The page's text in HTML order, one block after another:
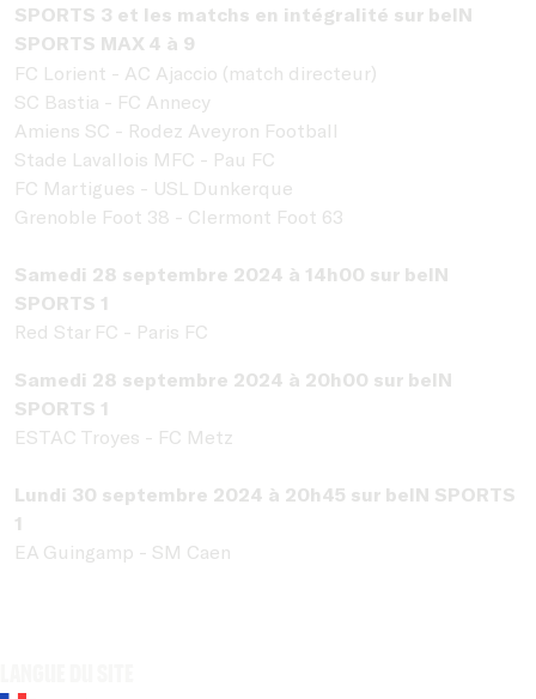
SPORTS 3 et les matchs en intégralité sur beIN
SPORTS MAX 4 à 9
FC Lorient - AC Ajaccio (match directeur)
SC Bastia - FC Annecy
Amiens SC - Rodez Aveyron Football
Stade Lavallois MFC - Pau FC
FC Martigues - USL Dunkerque
Grenoble Foot 38 - Clermont Foot 63
Samedi 28 septembre 2024 à 14h00 sur beIN
SPORTS 1
Red Star FC - Paris FC
Samedi 28 septembre 2024 à 20h00 sur beIN
SPORTS 1
ESTAC Troyes - FC Metz
Lundi 30 septembre 2024 à 20h45 sur beIN SPORTS
1
EA Guingamp - SM Caen